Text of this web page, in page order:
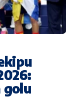
golu